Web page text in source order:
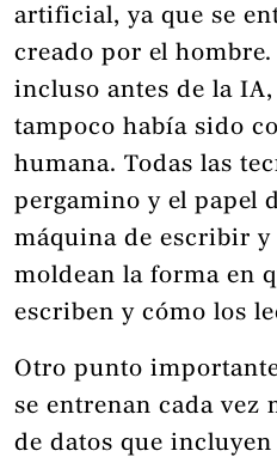
artificial, ya que se
creado por el hombre.
incluso antes de la
tampoco había sido
humana. Todas las
pergamino y el papel
máquina de escribir y
moldean la forma en
escriben y cómo los
Otro punto
se entrenan cada vez
de datos que